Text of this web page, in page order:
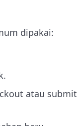
dipakai:
atau submit